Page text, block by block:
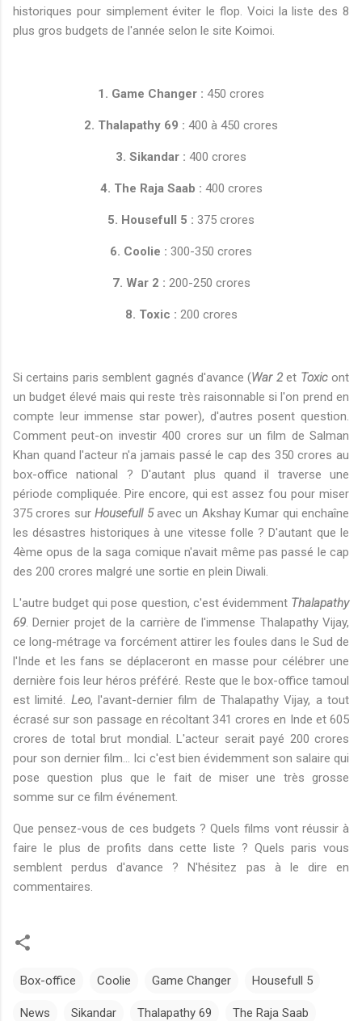
historiques pour simplement éviter le flop. Voici la liste des 8
plus gros budgets de l'année selon le site Koimoi.
1. Game Changer : 450 crores
2. Thalapathy 69 : 400 à 450 crores
3. Sikandar : 400 crores
4. The Raja Saab : 400 crores
5. Housefull 5 : 375 crores
6. Coolie : 300-350 crores
7. War 2 : 200-250 crores
8. Toxic : 200 crores
Si certains paris semblent gagnés d'avance (War 2et Toxicont
un budget élevé mais qui reste très raisonnable si l'on prend en
compte leur immense star power), d'autres posent question.
Comment peut-on investir 400 crores sur un film de Salman
Khan quand l'acteur n'a jamais passé le cap des 350 crores au
box-office national ? D'autant plus quand il traverse une
période compliquée. Pire encore, qui est assez fou pour miser
375 crores surHousefull 5avec un Akshay Kumar qui enchaîne
les désastres historiques à une vitesse folle ? D'autant que le
4ème opus de la saga comique n'avait même pas passé le cap
des 200 crores malgré une sortie en plein Diwali.
L'autre budget qui pose question, c'est évidemment Thalapathy
69. Dernier projet de la carrière de l'immense Thalapathy Vijay,
ce long-métrage va forcément attirer les foules dans le Sud de
l'Inde et les fans se déplaceront en masse pour célébrer une
dernière fois leur héros préféré. Reste que le box-office tamoul
est limité. Leo, l'avant-dernier film de Thalapathy Vijay, a tout
écrasé sur son passage en récoltant 341 crores en Inde et 605
crores de total brut mondial. L'acteur serait payé 200 crores
pour son dernier film... Ici c'est bien évidemment son salaire qui
pose question plus que le fait de miser une très grosse
somme sur ce film événement.
Que pensez-vous de ces budgets ? Quels films vont réussir à
faire le plus de profits dans cette liste ? Quels paris vous
semblent perdus d'avance ? N'hésitez pas à le dire en
commentaires.
Box-office Coolie Game Changer Housefull 5
News Sikandar Thalapathy 69 The Raja Saab